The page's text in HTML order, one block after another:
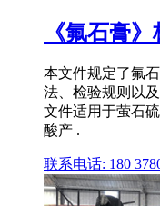
《氟石膏
本文件规定了氟
法、检验规则以
文件适用于萤石
酸产 .
联系电话: 180